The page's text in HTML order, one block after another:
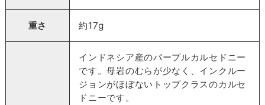
重さ 約17g
インドネシア産のパープルカルセドニー
です。母岩のむらが少なく、インクルー
ジョンがほぼないトップクラスのカルセ
ドニーです。